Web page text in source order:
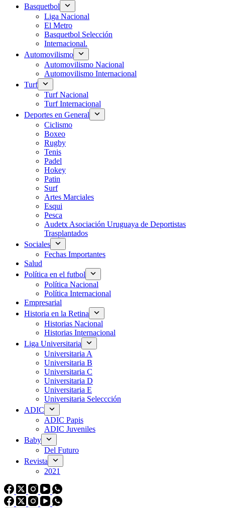
Basquetbol
Liga Nacional
El Metro
Basquetbol Selección
Internacional.
Automovilismo
Automovilismo Nacional
Automovilismo Internacional
Turf
Turf Nacional
Turf Internacional
Deportes en General
Ciclismo
Boxeo
Rugby
Tenis
Padel
Hokey
Patin
Surf
Artes Marciales
Esqui
Pesca
Audetx Asociación Uruguaya de Deportistas
Trasplantados
Sociales
Fechas Importantes
Salud
Política en el futbol
Política Nacional
Política Internacional
Empresarial
Historia en la Retina
Historias Nacional
Historias Internacional
Liga Universitaria
Universitaria A
Universitaria B
Universitaria C
Universitaria D
Universitaria E
Universitaria Seleccción
ADIC
ADIC Papis
ADIC Juveniles
Baby
Del Futuro
Revista
2021